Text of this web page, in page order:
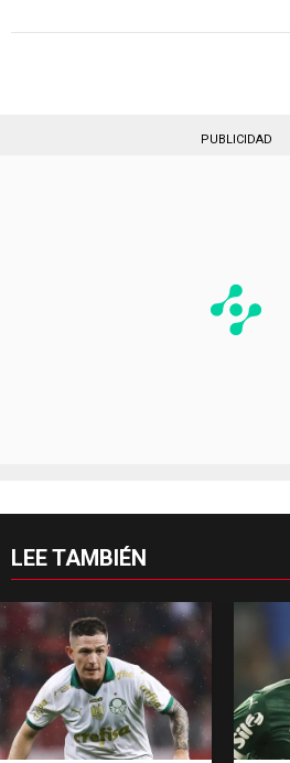
PUBLICIDAD
LEE TAMBIÉN